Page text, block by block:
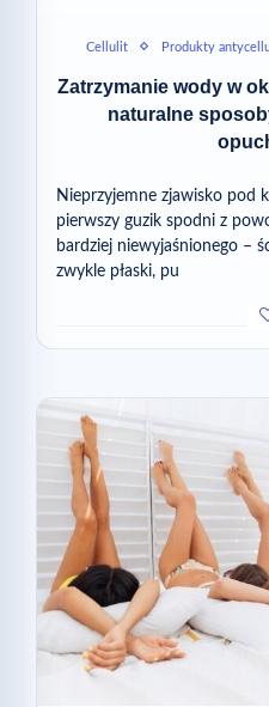
Cellulit Produkty
Zatrzymanie wody w
naturalne
Nieprzyjemne zjawisko pod
pierwszy guzik spodni z
bardziej niewyjaśnionego –
zwykle płaski, pu